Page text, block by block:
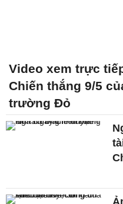
Video xem trực
Chiến thắng 9/5
trường Đỏ